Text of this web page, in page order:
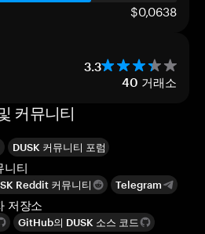
$0,0638
3.3
40 거래소
커뮤니티
DUSK 커뮤니티 포럼
니티
Reddit 커뮤니티 Telegram
저장소
GitHub의 DUSK 소스 코드